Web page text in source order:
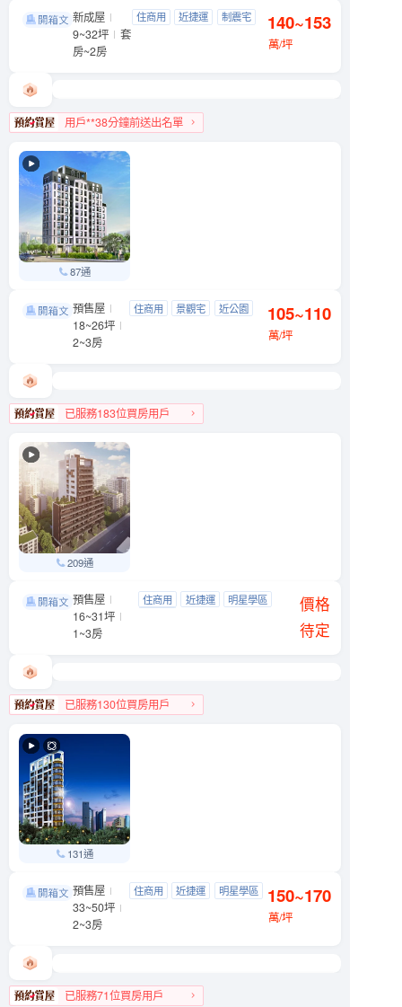
三創爵鼎大安區 市民大道三段88號
新成屋
9~32坪
套
房~2房
住商用 近捷運
制震宅
140~153
萬/坪
用戶**38分鐘前送出名單
87通
中研硯 南港區 舊莊街一段
預售屋
18~26坪
2~3房
住商用 景觀宅
近公園
105~110
萬/坪
已服務183位買房用戶
209通
松江．桓榀中山區 松江路150巷12號
預售屋
16~31坪
1~3房
住商用 近捷運
明星學區
價格
待定
已服務130位買房用戶
131通
亞昕敦南大安區 敦南街
預售屋
33~50坪
2~3房
住商用 近捷運
明星學區
150~170
萬/坪
已服務71位買房用戶